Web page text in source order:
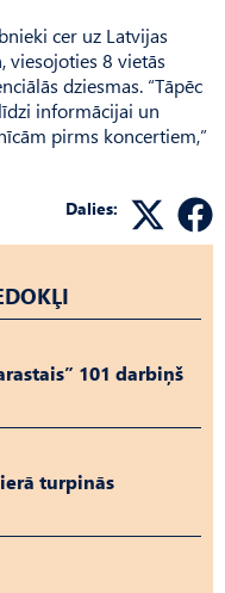
cer uz Latvijas
viesojoties 8 vietās
dziesmas. “Tāpēc
informācijai un
pirms koncertiem,”
Dalies:
101 darbiņš
turpinās